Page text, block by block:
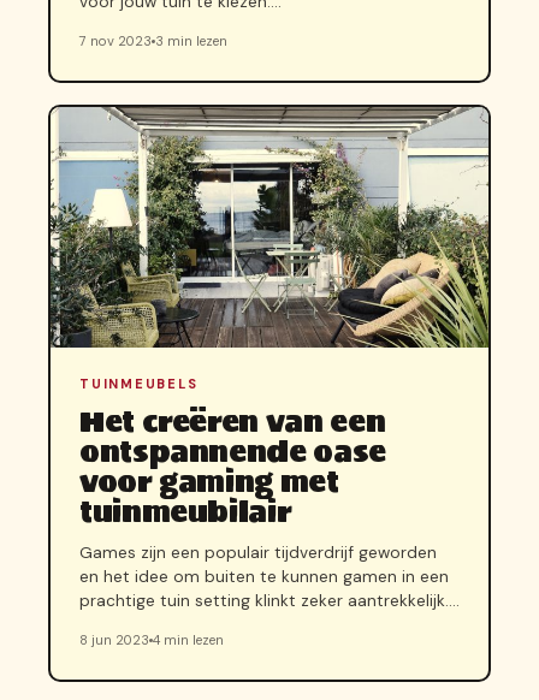
7 nov 2023 3 min lezen
TUINMEUBELS
Het creëren van een
ontspannende oase
voor gaming met
tuinmeubilair
Games zijn een populair tijdverdrijf geworden
en het idee om buiten te kunnen gamen in een
prachtige tuin setting klinkt zeker aantrekkelijk.…
8 jun 2023 4 min lezen